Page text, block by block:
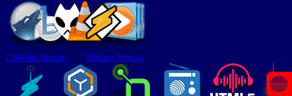
128kbps Stream 96kbps Stream